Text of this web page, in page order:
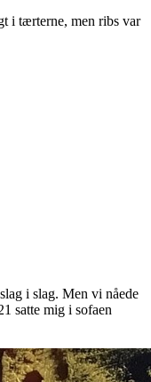
i tærterne, men ribs var
i slag. Men vi nåede
satte mig i sofaen